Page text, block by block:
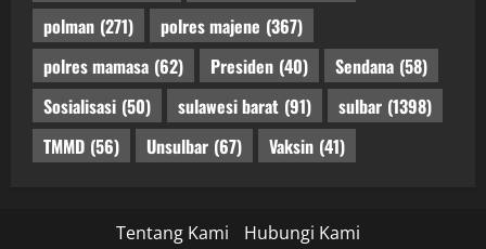
polman (271) polres majene (367)
polres mamasa (62) Presiden (40) Sendana (58)
Sosialisasi (50) sulawesi barat (91) sulbar (1398)
TMMD (56) Unsulbar (67) Vaksin (41)
Tentang Kami
Hubungi Kami